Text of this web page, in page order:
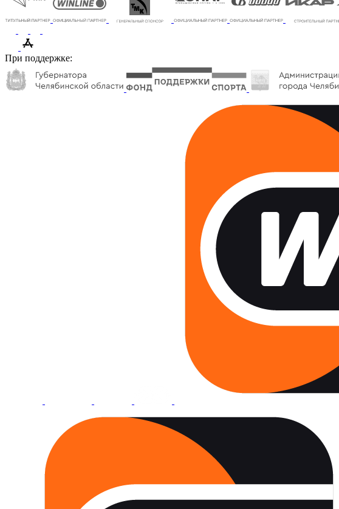
При поддержке: